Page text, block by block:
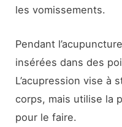
les vomissements.
Pendant
insérées dans des
L’acupression vise à
corps, mais utilise la
pour le faire.